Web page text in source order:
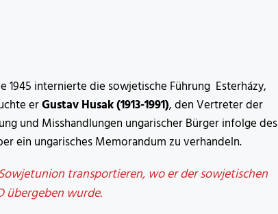
1945 internierte die sowjetische Führung Esterházy,
erGustav Husak (1913-1991), den Vertreter der
und Misshandlungen ungarischer Bürger infolge des
ein ungarisches Memorandum zu verhandeln.
transportieren, wo er der sowjetischen
übergeben wurde.